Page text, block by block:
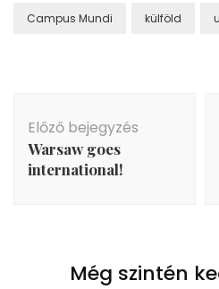
Campus Mundi külföld
navigáció
Előző bejegyzés
Warsaw goes
international!
Még szintén